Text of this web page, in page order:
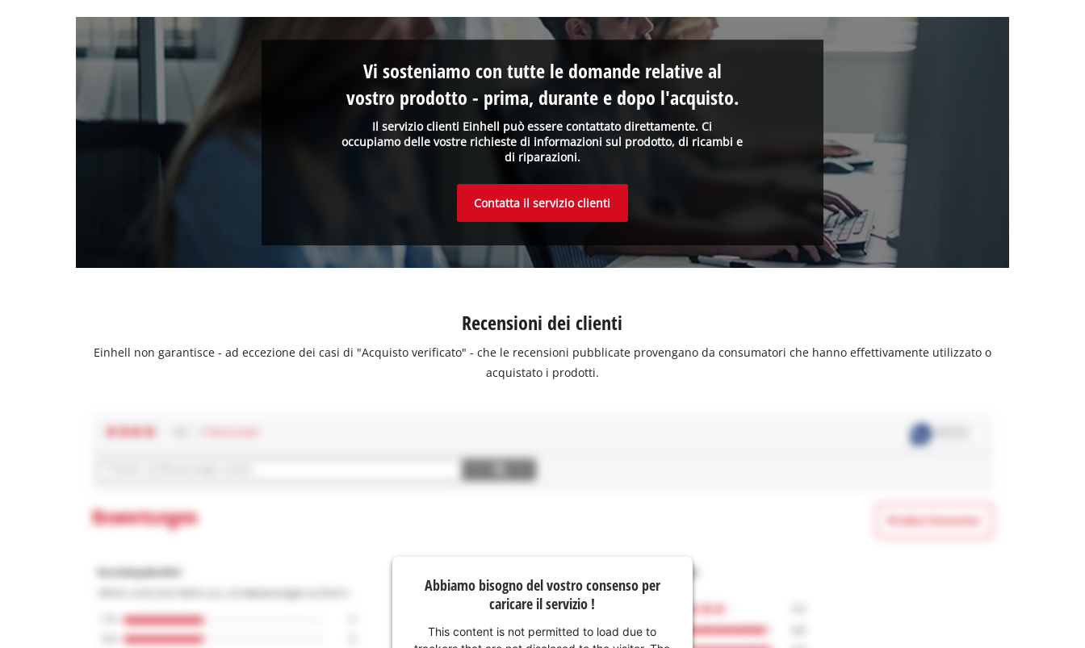
Il servizio clienti Einhell può essere contattato direttamente. Ci
occupiamo delle vostre richieste di informazioni sul prodotto, di ricambi e
di riparazioni.
Vi sosteniamo con tutte le domande relative al
vostro prodotto - prima, durante e dopo l'acquisto.
Contatta il servizio clienti
Recensioni dei clienti
Einhell non garantisce - ad eccezione dei casi di "Acquisto verificato" - che le recensioni pubblicate provengano da consumatori che hanno effettivamente utilizzato o
acquistato i prodotti.
Abbiamo bisogno del vostro consenso per
caricare il servizio !
This content is not permitted to load due to